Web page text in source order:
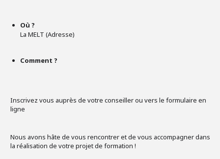
Où ?
La MELT (Adresse)
Comment ?
Inscrivez vous auprès de votre conseiller ou vers le formulaire en
ligne
Nous avons hâte de vous rencontrer et de vous accompagner dans
la réalisation de votre projet de formation !